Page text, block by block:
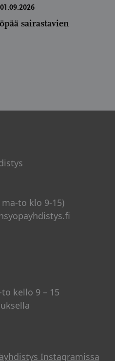
sairastavien
ma-to klo 9-15)
kello 9 – 15
Instagramissa